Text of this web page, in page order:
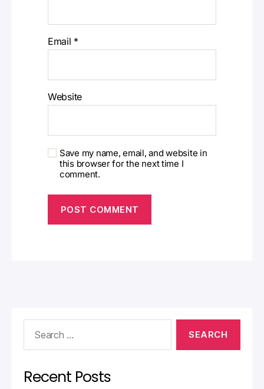
Email *
Website
Save my name, email, and website in
this browser for the next time I
comment.
i
v
:
Recent Posts